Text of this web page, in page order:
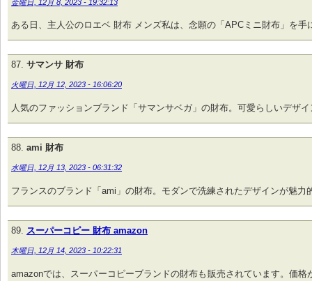
金曜日, 12月 8, 2023 - 19:32:13
ある日、主人公のロエベ 財布 メンズ私は、念願の「APCミニ財布」を手
サマンサ 財布
火曜日, 12月 12, 2023 - 16:06:20
人気のファッションブランド「サマンサベガ」の財布。可愛らしいデザ
ami 財布
水曜日, 12月 13, 2023 - 06:31:32
フランスのブランド「ami」の財布。モダンで洗練されたデザインが魅力
スーパーコピー 財布 amazon
木曜日, 12月 14, 2023 - 10:22:31
amazonでは、スーパーコピーブランドの財布も販売されています。価格